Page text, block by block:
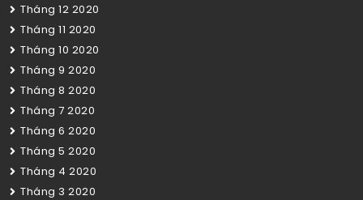
Tháng 12 2020
Tháng 11 2020
Tháng 10 2020
Tháng 9 2020
Tháng 8 2020
Tháng 7 2020
Tháng 6 2020
Tháng 5 2020
Tháng 4 2020
Tháng 3 2020